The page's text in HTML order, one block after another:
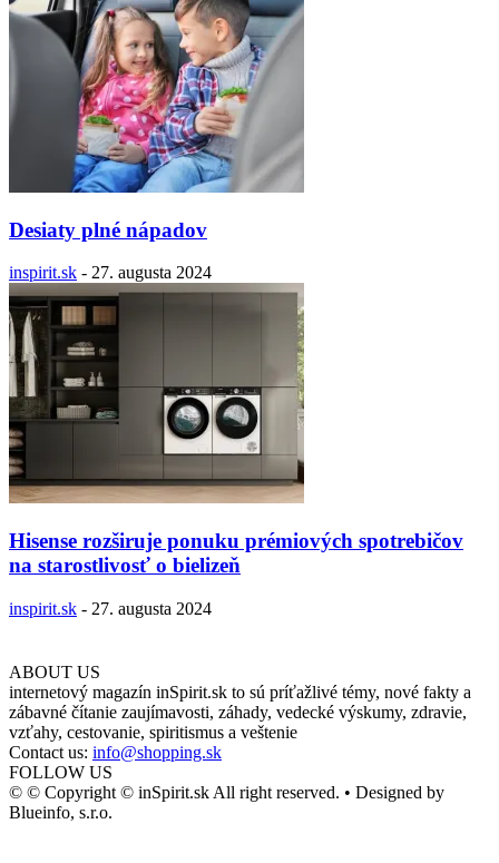
Desiaty plné nápadov
inspirit.sk - 27. augusta 2024
Hisense rozširuje ponuku prémiových spotrebičov
na starostlivosť o bielizeň
inspirit.sk - 27. augusta 2024
ABOUT US
internetový magazín inSpirit.sk to sú príťažlivé témy, nové fakty a
zábavné čítanie zaujímavosti, záhady, vedecké výskumy, zdravie,
vzťahy, cestovanie, spiritismus a veštenie
Contact us: info@shopping.sk
FOLLOW US
© © Copyright © inSpirit.sk All right reserved. • Designed by
Blueinfo, s.r.o.